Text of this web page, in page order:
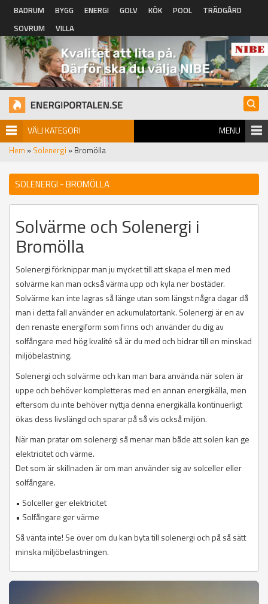
Hoppa till huvudinnehåll
BADRUM BYGG ENERGI GOLV KÖK POOL
TRÄDGÅRD
SOVRUM
VILLA
VÄLJ KATEGORI MENU
Hem » Solenergi » Bromölla
SOLENERGI - BROMÖLLA
Solvärme och Solenergi i
Bromölla
Solenergi förknippar man ju mycket till att skapa el men med
solvärme kan man också värma upp och kyla ner bostäder.
Solvärme kan inte lagras så länge utan som längst några dagar då
man i detta fall använder en ackumulatortank. Solenergi är en av
den renaste energiform som finns och använder du dig av
solfångare med hög kvalité så är du med och bidrar till en minskad
miljöbelastning.
Solenergi och solvärme och kan man bara använda när solen är
uppe och behöver kompletteras med en annan energikälla, men
eftersom du inte behöver nyttja denna energikälla kontinuerligt
ökas dess livslängd och sparar på så vis också miljön.
När man pratar om solenergi så menar man både att solen kan ge
elektricitet och värme.
Det som är skillnaden är om man använder sig av solceller eller
solfångare.
• Solceller ger elektricitet
• Solfångare ger värme
Så vänta inte! Se över om du kan byta till solenergi och på så sätt
minska miljöbelastningen.